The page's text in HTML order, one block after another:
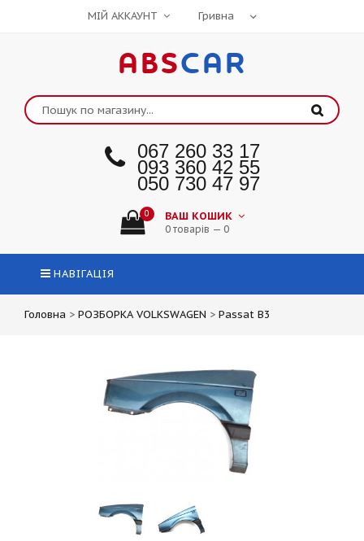
МІЙ АККАУНТ
ABSCAR
067 260 33 17
093 360 42 55
050 730 47 97
0 ВАШ КОШИК
0 товарів — 0
НАВІГАЦІЯ
Головна > РОЗБОРКА VOLKSWAGEN > Passat B3